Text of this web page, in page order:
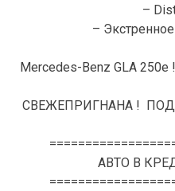
–
–
Mercedes-Benz GLA
СВЕЖЕПРИГНАНА !
АВТО В